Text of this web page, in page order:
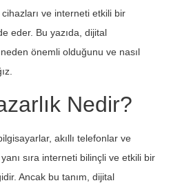
ve interneti etkili bir
eder. Bu yazıda, dijital
önemli olduğunu ve nasıl
Nedir?
akıllı telefonlar ve
sıra interneti bilinçli ve etkili bir
Ancak bu tanım, dijital